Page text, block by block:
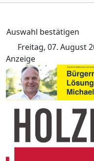
Auswahl bestätigen
Freitag, 07. August
Anzeige